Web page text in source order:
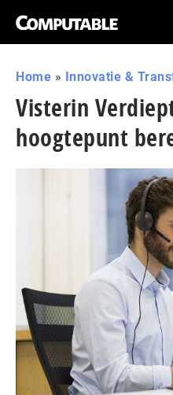
Home » Innovatie &
Visterin
hoogtepunt